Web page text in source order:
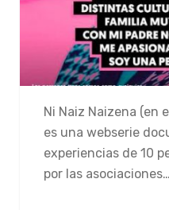
Ni Naiz Naizena (en
es una webserie
experiencias de 10
por las asociaciones…